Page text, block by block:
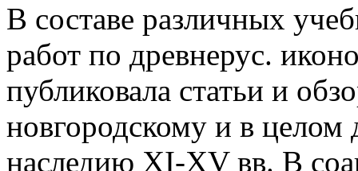
В составе различных
работ по древнерус.
публиковала статьи и
новгородскому и в целом
наследию XI-XV вв. В